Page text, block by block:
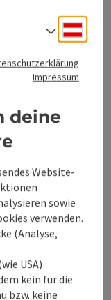
geht es rechts,
Impressum
deine
Website-
sowie
verwenden.
(Analyse,
USA)
kein für die
bzw. keine